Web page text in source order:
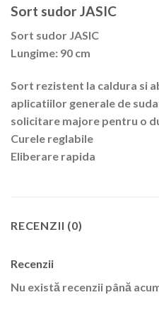
Sort sudor JASIC
Sort sudor JASIC
Lungime: 90 cm
Sort rezistent la caldura si
aplicatiilor generale de
solicitare majore pentru o
Curele reglabile
Eliberare rapida
RECENZII (0)
Recenzii
Nu există recenzii până